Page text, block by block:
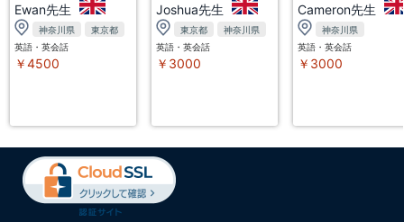
Ewan先生
神奈川県
東京都
英語・英会話
￥4500
Joshua先生
東京都
神奈川県
英語・英会話
￥3000
Cameron先生
神奈川県
英語・英会話
￥3000